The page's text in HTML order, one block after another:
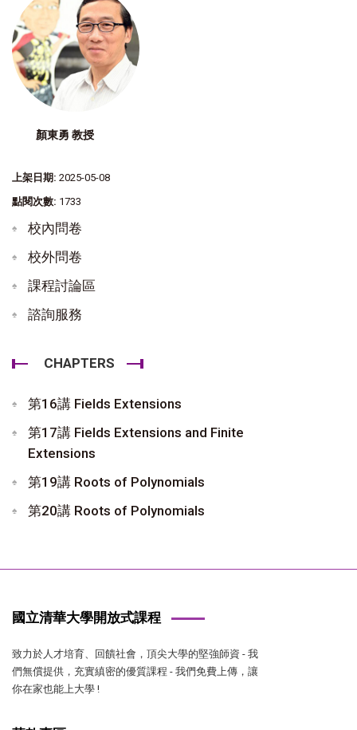
顏東勇 教授
上架日期: 2025-05-08
點閱次數: 1733
校內問卷
校外問卷
課程討論區
諮詢服務
CHAPTERS
第16講 Fields Extensions
第17講 Fields Extensions and Finite
Extensions
第19講 Roots of Polynomials
第20講 Roots of Polynomials
國立清華大學開放式課程
致力於人才培育、回饋社會，頂尖大學的堅強師資 - 我
們無償提供，充實縝密的優質課程 - 我們免費上傳，讓
你在家也能上大學 !